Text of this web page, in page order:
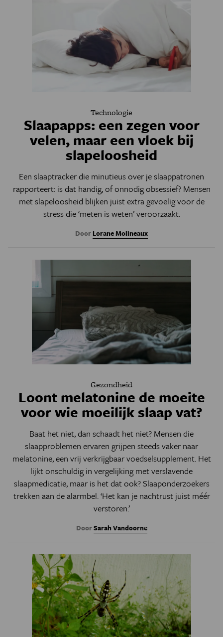
Technologie
Slaapapps: een zegen voor
velen, maar een vloek bij
slapeloosheid
Een slaaptracker die minutieus over je slaappatronen
rapporteert: is dat handig, of onnodig obsessief? Mensen
met slapeloosheid blijken juist extra gevoelig voor de
stress die ‘meten is weten’ veroorzaakt.
Door Lorane Molineaux
Gezondheid
Loont melatonine de moeite
voor wie moeilijk slaap vat?
Baat het niet, dan schaadt het niet? Mensen die
slaapproblemen ervaren grijpen steeds vaker naar
melatonine, een vrij verkrijgbaar voedselsupplement. Het
lijkt onschuldig in vergelijking met verslavende
slaapmedicatie, maar is het dat ook? Slaaponderzoekers
trekken aan de alarmbel. ‘Het kan je nachtrust juist méér
verstoren.’
DoorSarah Vandoorne